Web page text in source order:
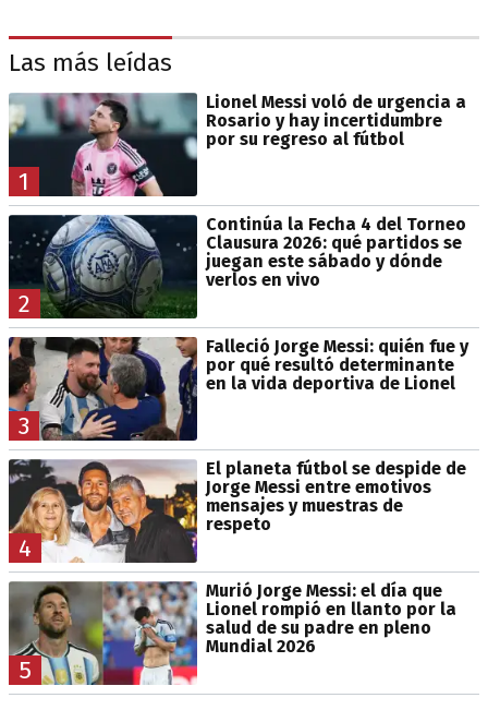
Las más leídas
1
Lionel Messi voló de urgencia a
Rosario y hay incertidumbre
por su regreso al fútbol
2
Continúa la Fecha 4 del Torneo
Clausura 2026: qué partidos se
juegan este sábado y dónde
verlos en vivo
3
Falleció Jorge Messi: quién fue y
por qué resultó determinante
en la vida deportiva de Lionel
4
El planeta fútbol se despide de
Jorge Messi entre emotivos
mensajes y muestras de
respeto
5
Murió Jorge Messi: el día que
Lionel rompió en llanto por la
salud de su padre en pleno
Mundial 2026